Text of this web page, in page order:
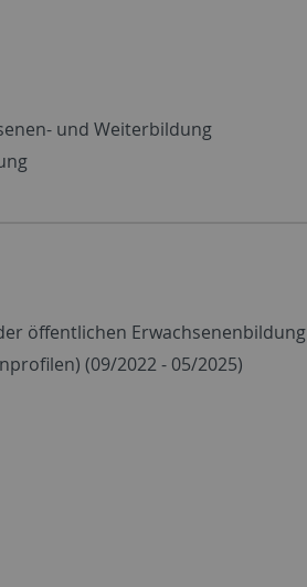
und Weiterbildung
öffentlichen Erwachsenenbildung
(09/2022 - 05/2025)